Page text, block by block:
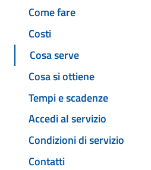
Come fare
Costi
Cosa serve
Cosa si ottiene
Tempi e scadenze
Accedi al servizio
Condizioni di servizio
Contatti